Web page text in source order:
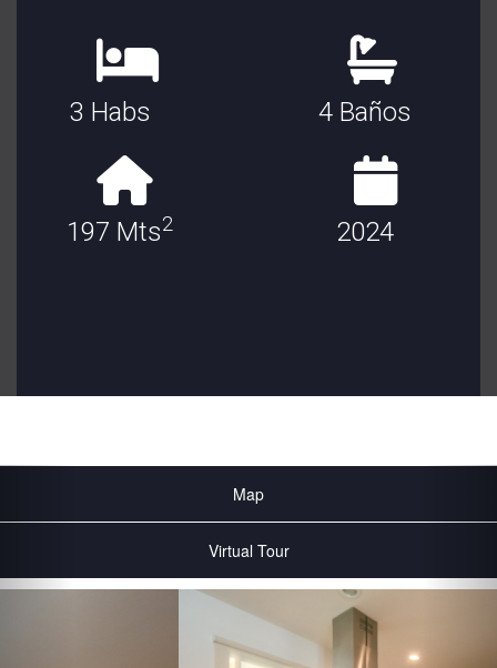
3 Habs 4 Baños
197 Mts2 2024
Map
Virtual Tour